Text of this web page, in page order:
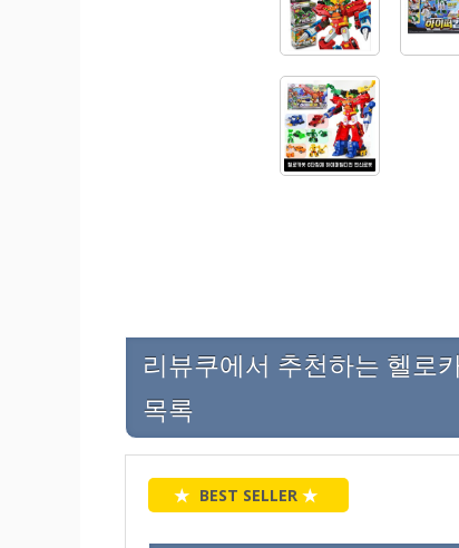
리뷰쿠에서 추천하는 헬로
목록
★ BEST SELLER ★